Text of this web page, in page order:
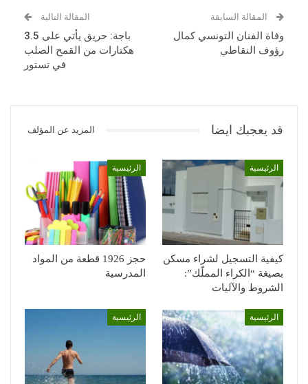
المقالة السابقة
وفاة الفنان التونسي كمال
رؤوف النقاطي
المقالة التالية
باجة: حريق يأتي على 3.5
هكتارات من القمح الصلب
في تستور
قد يعجبك ايضا المزيد عن المؤلف
الرئيسية
كيفية التسجيل لشراء مسكن
بصيغة “الكراء المملّك”:
الشروط والآليات
الرئيسية
حجز 1926 قطعة من المواد
المدرسية
الرئيسية الرئيسية